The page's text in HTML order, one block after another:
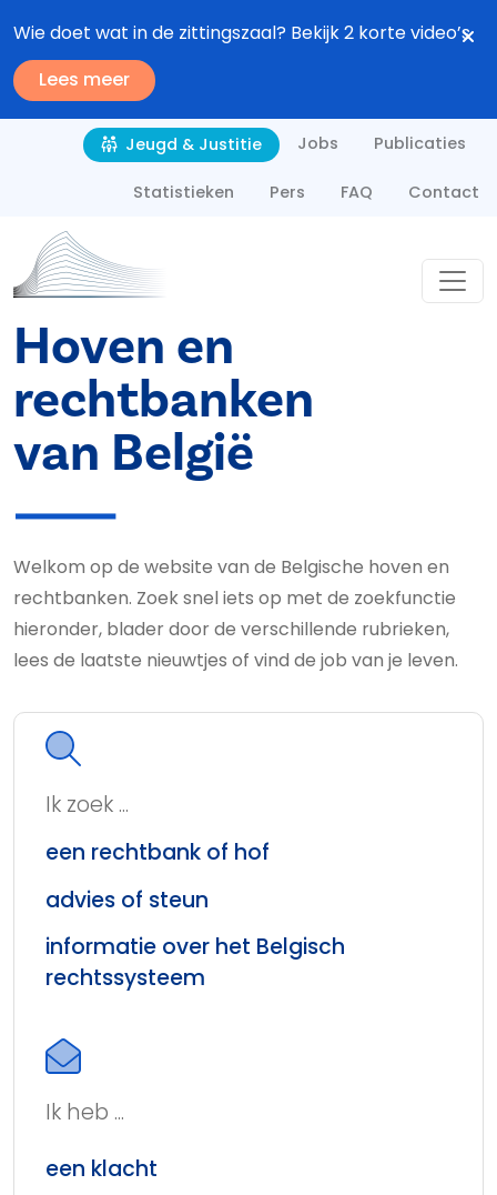
Wie doet wat in de zittingszaal? Bekijk 2 korte video’s
Lees meer
Second navigation
Jeugd & Justitie Jobs Publicaties
Statistieken Pers FAQ Contact
Hoven en
rechtbanken
van België
Welkom op de website van de Belgische hoven en
rechtbanken. Zoek snel iets op met de zoekfunctie
hieronder, blader door de verschillende rubrieken,
lees de laatste nieuwtjes of vind de job van je leven.
Ik zoek ...
een rechtbank of hof
advies of steun
informatie over het Belgisch
rechtssysteem
Ik heb ...
een klacht